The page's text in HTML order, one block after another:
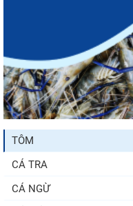
TÔM
CÁ TRA
CÁ NGỪ